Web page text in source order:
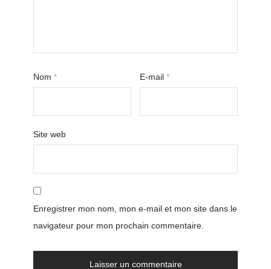
Nom * E-mail *
Site web
Enregistrer mon nom, mon e-mail et mon site dans le
navigateur pour mon prochain commentaire.